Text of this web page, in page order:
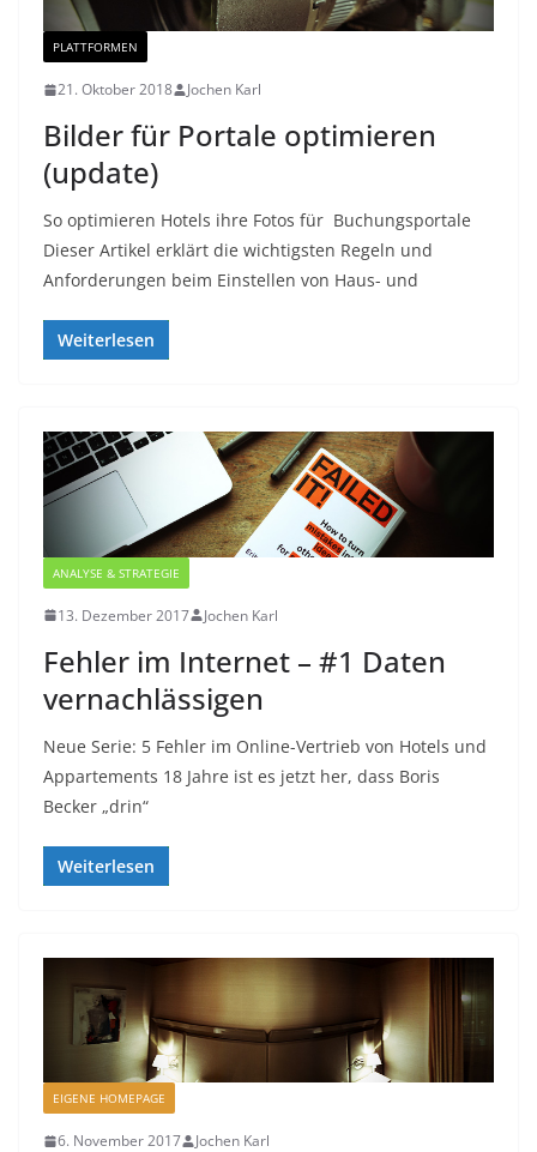
PLATTFORMEN
21. Oktober 2018 Jochen Karl
Bilder für Portale optimieren
(update)
So optimieren Hotels ihre Fotos für Buchungsportale
Dieser Artikel erklärt die wichtigsten Regeln und
Anforderungen beim Einstellen von Haus- und
Weiterlesen
ANALYSE & STRATEGIE
13. Dezember 2017 Jochen Karl
Fehler im Internet – #1 Daten
vernachlässigen
Neue Serie: 5 Fehler im Online-Vertrieb von Hotels und
Appartements 18 Jahre ist es jetzt her, dass Boris
Becker „drin“
Weiterlesen
EIGENE HOMEPAGE
6. November 2017 Jochen Karl